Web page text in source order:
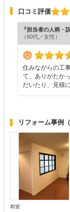
口コミ評価
『担当者の人柄・
（60代／女性）
住みながらの工
て、ありがたか
だいたり、見積
リフォーム事例
和室